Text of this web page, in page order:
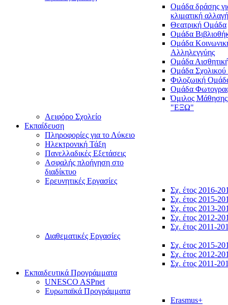
Ομάδα δράσης
κλιματική αλλαγή
Θεατρική Ομάδα
Ομάδα
Ομάδα
Αλληλεγγύης
Ομάδα
Ομάδα
Φιλοζωική
Ομάδα
Όμιλος Μάθησης
"ΕΞΩ"
Αειφόρο Σχολείο
Εκπαίδευση
Πληροφορίες για το Λύκειο
Ηλεκτρονική Τάξη
Πανελλαδικές Εξετάσεις
Ασφαλής πλοήγηση στο
διαδίκτυο
Ερευνητικές Εργασίες
Σχ. έτος 2016-
Σχ. έτος 2015-
Σχ. έτος 2013-
Σχ. έτος 2012-
Σχ. έτος 2011-
Διαθεματικές Εργασίες
Σχ. έτος 2015-
Σχ. έτος 2012-
Σχ. έτος 2011-
Εκπαιδευτικά Προγράμματα
UNESCO ASPnet
Ευρωπαϊκά Προγράμματα
Erasmus+